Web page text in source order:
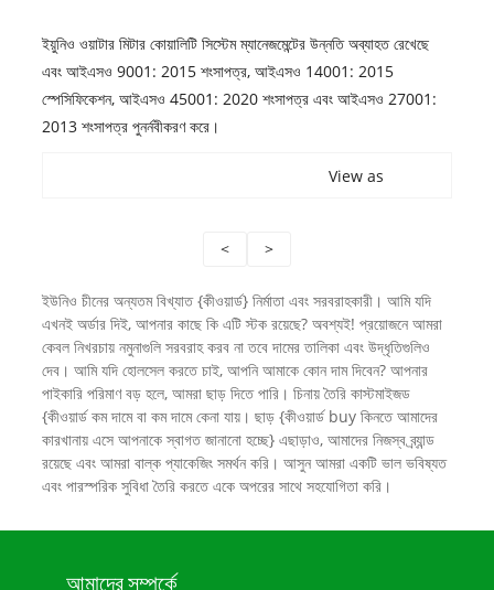
ইয়ুনিও ওয়াটার মিটার কোয়ালিটি সিস্টেম ম্যানেজমেন্টের উন্নতি অব্যাহত রেখেছে
এবং আইএসও 9001: 2015 শংসাপত্র, আইএসও 14001: 2015
স্পেসিফিকেশন, আইএসও 45001: 2020 শংসাপত্র এবং আইএসও 27001:
2013 শংসাপত্র পুনর্নবীকরণ করে।
View as
< >
ইউনিও চীনের অন্যতম বিখ্যাত {কীওয়ার্ড} নির্মাতা এবং সরবরাহকারী। আমি যদি
এখনই অর্ডার দিই, আপনার কাছে কি এটি স্টক রয়েছে? অবশ্যই! প্রয়োজনে আমরা
কেবল নিখরচায় নমুনাগুলি সরবরাহ করব না তবে দামের তালিকা এবং উদ্ধৃতিগুলিও
দেব। আমি যদি হোলসেল করতে চাই, আপনি আমাকে কোন দাম দিবেন? আপনার
পাইকারি পরিমাণ বড় হলে, আমরা ছাড় দিতে পারি। চিনায় তৈরি কাস্টমাইজড
{কীওয়ার্ড কম দামে বা কম দামে কেনা যায়। ছাড় {কীওয়ার্ড buy কিনতে আমাদের
কারখানায় এসে আপনাকে স্বাগত জানানো হচ্ছে} এছাড়াও, আমাদের নিজস্ব ব্র্যান্ড
রয়েছে এবং আমরা বাল্ক প্যাকেজিং সমর্থন করি। আসুন আমরা একটি ভাল ভবিষ্যত
এবং পারস্পরিক সুবিধা তৈরি করতে একে অপরের সাথে সহযোগিতা করি।
আমাদের সম্পর্কে